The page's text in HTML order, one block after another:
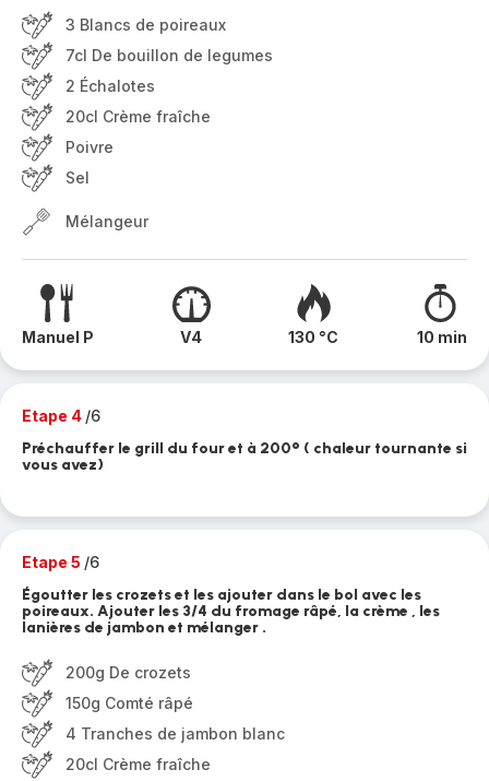
3 Blancs de poireaux
7cl De bouillon de legumes
2 Échalotes
20cl Crème fraîche
Poivre
Sel
Mélangeur
Manuel P V4 130 °C 10 min
Etape 4 /6
Préchauffer le grill du four et à 200° ( chaleur tournante si
vous avez)
Etape 5 /6
Égoutter les crozets et les ajouter dans le bol avec les
poireaux. Ajouter les 3/4 du fromage râpé, la crème , les
lanières de jambon et mélanger .
200g De crozets
150g Comté râpé
4 Tranches de jambon blanc
20cl Crème fraîche